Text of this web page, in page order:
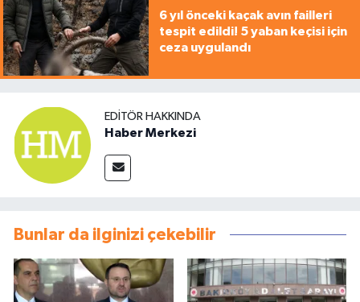
6 yıl önceki kaçak avın failleri
tespit edildi! 5 yaban keçisi için
ceza uygulandı
EDITÖR HAKKINDA
Haber Merkezi
Bunlar da ilginizi çekebilir